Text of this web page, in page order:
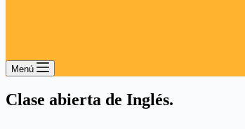
Menú
Clase abierta de Inglés.